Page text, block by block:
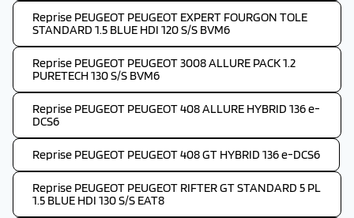
Reprise PEUGEOT PEUGEOT EXPERT FOURGON TOLE
STANDARD 1.5 BLUE HDI 120 S/S BVM6
Reprise PEUGEOT PEUGEOT 3008 ALLURE PACK 1.2
PURETECH 130 S/S BVM6
Reprise PEUGEOT PEUGEOT 408 ALLURE HYBRID 136 e-
DCS6
Reprise PEUGEOT PEUGEOT 408 GT HYBRID 136 e-DCS6
Reprise PEUGEOT PEUGEOT RIFTER GT STANDARD 5 PL
1.5 BLUE HDI 130 S/S EAT8